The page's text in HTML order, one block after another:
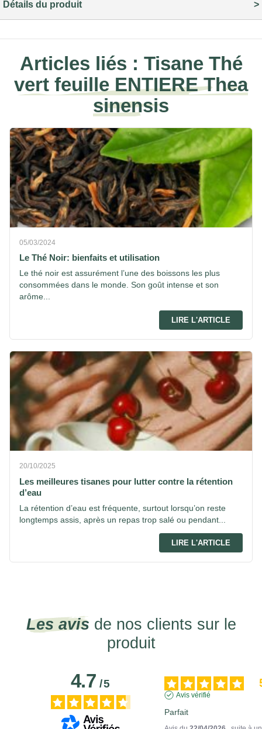
Détails du produit
Articles liés : Tisane Thé
vert feuille ENTIERE Thea
sinensis
05/03/2024
Le Thé Noir: bienfaits et utilisation
Le thé noir est assurément l’une des boissons les plus
consommées dans le monde. Son goût intense et son
arôme...
LIRE L'ARTICLE
20/10/2025
Les meilleures tisanes pour lutter contre la rétention
d’eau
La rétention d’eau est fréquente, surtout lorsqu’on reste
longtemps assis, après un repas trop salé ou pendant...
LIRE L'ARTICLE
Les avis de nos clients sur le
produit
4.7/5
Avis vérifié
Parfait